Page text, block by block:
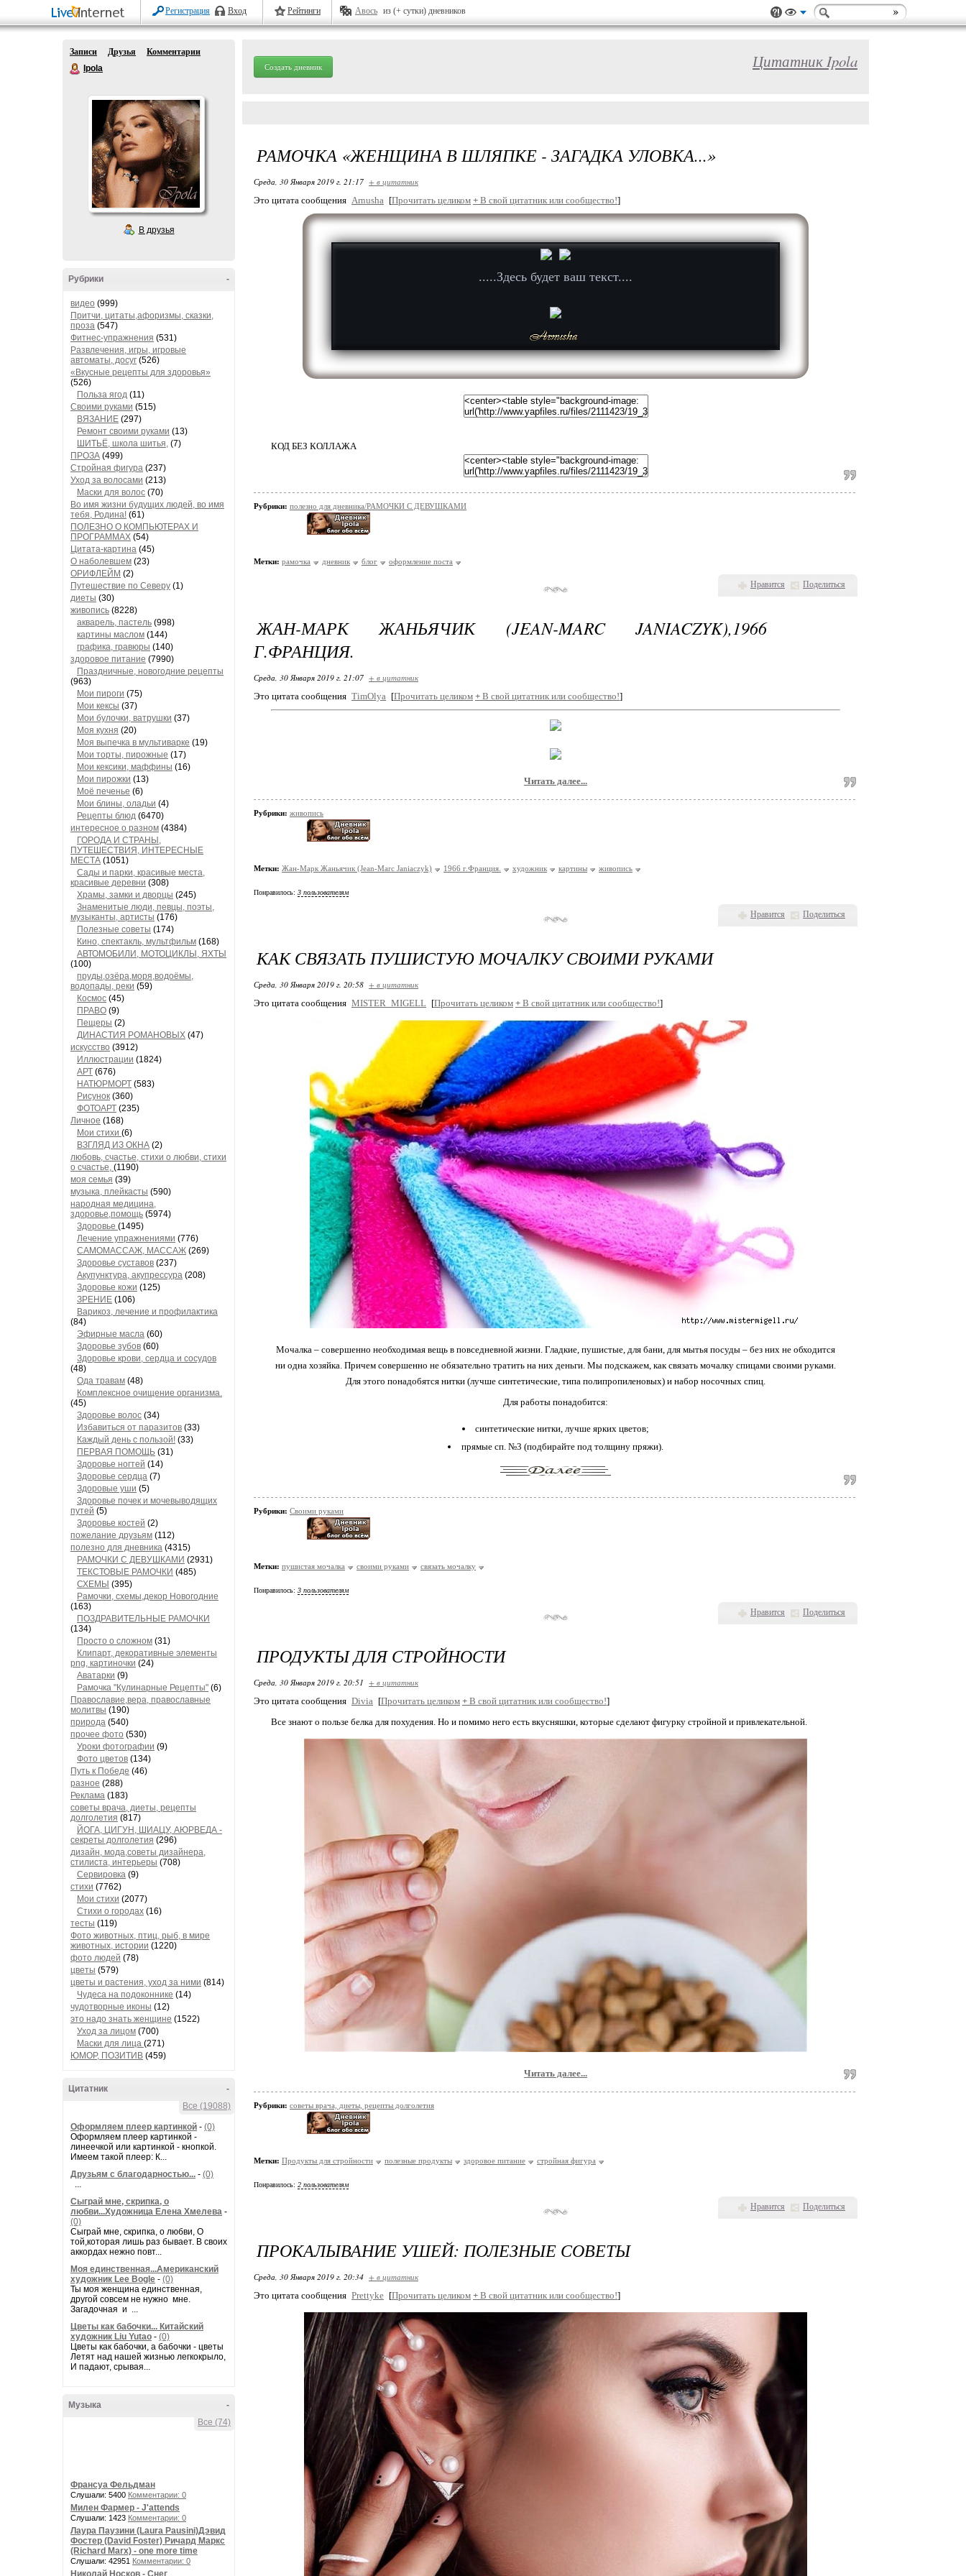
Регистрация Вход Рейтинги Авось из (+ сутки) дневников
Записи Друзья
Комментарии
Ipola
В друзья
-
Рубрики
видео (999)
Притчи, цитаты,афоризмы, сказки,
проза (547)
Фитнес-упражнения (531)
Развлечения, игры, игровые
автоматы, досуг (526)
«Вкусные рецепты для здоровья»
(526)
Польза ягод (11)
Своими руками (515)
ВЯЗАНИЕ (297)
Ремонт своими руками (13)
ШИТЬЁ, школа шитья, (7)
ПРОЗА (499)
Стройная фигура (237)
Уход за волосами (213)
Маски для волос (70)
Во имя жизни будущих людей, во имя
тебя, Родина! (61)
ПОЛЕЗНО О КОМПЬЮТЕРАХ И
ПРОГРАММАХ (54)
Цитата-картина (45)
О наболевшем (23)
ОРИФЛЕЙМ (2)
Путешествие по Северу (1)
диеты (30)
живопись (8228)
акварель, пастель (998)
картины маслом (144)
графика, гравюры (140)
здоровое питание (7990)
Праздничные, новогодние рецепты
(963)
Мои пироги (75)
Мои кексы (37)
Мои булочки, ватрушки (37)
Моя кухня (20)
Моя выпечка в мультиварке (19)
Мои торты, пирожные (17)
Мои кексики, маффины (16)
Мои пирожки (13)
Моё печенье (6)
Мои блины, оладьи (4)
Рецепты блюд (6470)
интересное о разном (4384)
ГОРОДА И СТРАНЫ,
ПУТЕШЕСТВИЯ, ИНТЕРЕСНЫЕ
МЕСТА (1051)
Сады и парки, красивые места,
красивые деревни (308)
Храмы, замки и дворцы (245)
Знаменитые люди, певцы, поэты,
музыканты, артисты (176)
Полезные советы (174)
Кино, спектакль, мультфильм (168)
АВТОМОБИЛИ, МОТОЦИКЛЫ, ЯХТЫ
(100)
пруды,озёра,моря,водоёмы,
водопады, реки (59)
Космос (45)
ПРАВО (9)
Пещеры (2)
ДИНАСТИЯ РОМАНОВЫХ (47)
искусство (3912)
Иллюстрации (1824)
АРТ (676)
НАТЮРМОРТ (583)
Рисунок (360)
ФОТОАРТ (235)
Личное (168)
Мои стихи (6)
ВЗГЛЯД ИЗ ОКНА (2)
любовь, счастье, стихи о любви, стихи
о счастье, (1190)
моя семья (39)
музыка, плейкасты (590)
народная медицина,
здоровье,помощь (5974)
Здоровье (1495)
Лечение упражнениями (776)
САМОМАССАЖ, МАССАЖ (269)
Здоровье суставов (237)
Акупунктура, акупрессура (208)
Здоровье кожи (125)
ЗРЕНИЕ (106)
Варикоз, лечение и профилактика
(84)
Эфирные масла (60)
Здоровье зубов (60)
Здоровье крови, сердца и сосудов
(48)
Ода травам (48)
Комплексное очищение организма.
(45)
Здоровье волос (34)
Избавиться от паразитов (33)
Каждый день с пользой! (33)
ПЕРВАЯ ПОМОЩЬ (31)
Здоровье ногтей (14)
Здоровье сердца (7)
Здоровые уши (5)
Здоровье почек и мочевыводящих
путей (5)
Здоровье костей (2)
пожелание друзьям (112)
полезно для дневника (4315)
РАМОЧКИ С ДЕВУШКАМИ (2931)
ТЕКСТОВЫЕ РАМОЧКИ (485)
СХЕМЫ (395)
Рамочки, схемы,декор Новогодние
(163)
ПОЗДРАВИТЕЛЬНЫЕ РАМОЧКИ
(134)
Просто о сложном (31)
Клипарт, декоративные элементы
png, картиночки (24)
Аватарки (9)
Рамочка "Кулинарные Рецепты" (6)
Православие,вера, православные
молитвы (190)
природа (540)
прочее фото (530)
Уроки фотографии (9)
Фото цветов (134)
Путь к Победе (46)
разное (288)
Реклама (183)
советы врача, диеты, рецепты
долголетия (817)
ЙОГА, ЦИГУН, ШИАЦУ, АЮРВЕДА -
секреты долголетия (296)
дизайн, мода,советы дизайнера,
стилиста, интерьеры (708)
Сервировка (9)
стихи (7762)
Мои стихи (2077)
Стихи о городах (16)
тесты (119)
Фото животных, птиц, рыб, в мире
животных, истории (1220)
фото людей (78)
цветы (579)
цветы и растения, уход за ними (814)
Чудеса на подоконнике (14)
чудотворные иконы (12)
это надо знать женщине (1522)
Уход за лицом (700)
Маски для лица (271)
ЮМОР, ПОЗИТИВ (459)
-
Цитатник
Все (19088)
Оформляем плеер картинкой - (0)
Оформляем плеер картинкой -
линеечкой или картинкой - кнопкой.
Имеем такой плеер: К...
Друзьям с благодарностью... - (0)
...
Сыграй мне, скрипка, о
любви...Художница Елена Хмелева -
(0)
Сыграй мне, скрипка, о любви, О
той,которая лишь раз бывает. В своих
аккордах нежно повт...
Моя единственная...Американский
художник Lee Bogle - (0)
Ты моя женщина единственная,
другой совсем не нужно мне.
Загадочная и ...
Цветы как бабочки... Китайский
художник Liu Yutao - (0)
Цветы как бабочки, а бабочки - цветы
Летят над нашей жизнью легкокрыло,
И падают, срывая...
-
Музыка
Все (74)
Франсуа Фельдман
Слушали: 5400 Комментарии: 0
Милен Фармер - J'attends
Слушали: 1423 Комментарии: 0
Лаура Паузини (Laura Pausini)Дэвид
Фостер (David Foster) Ричард Маркс
(Richard Marx) - one more time
Слушали: 42951 Комментарии: 0
Николай Носков - Снег
Создать дневник Цитатник Ipola
Нравится Поделиться
РАМОЧКА «ЖЕНЩИНА В ШЛЯПКЕ - ЗАГАДКА УЛОВКА...»
Среда, 30 Января 2019 г. 21:17 + в цитатник
Это цитата сообщения Arnusha [Прочитать целиком + В свой цитатник или сообщество!]
.....Здесь будет ваш текст....
КОД БЕЗ КОЛЛАЖА
Рубрики: полезно для дневника/РАМОЧКИ С ДЕВУШКАМИ
Метки: рамочка дневник блог оформление поста
Нравится Поделиться
ЖАН-МАРК ЖАНЬЯЧИК (JEAN-MARC JANIACZYK),1966
Г.ФРАНЦИЯ.
Среда, 30 Января 2019 г. 21:07 + в цитатник
Это цитата сообщения TimOlya [Прочитать целиком + В свой цитатник или сообщество!]
Читать далее...
Рубрики: живопись
Метки: Жан-Марк Жаньячик (Jean-Marc Janiaczyk) 1966 г.Франция. художник картины живопись
Понравилось: 3 пользователям
Нравится Поделиться
КАК СВЯЗАТЬ ПУШИСТУЮ МОЧАЛКУ СВОИМИ РУКАМИ
Среда, 30 Января 2019 г. 20:58 + в цитатник
Это цитата сообщения MISTER_MIGELL [Прочитать целиком + В свой цитатник или сообщество!]
Мочалка – совершенно необходимая вещь в повседневной жизни. Гладкие, пушистые, для бани, для мытья посуды – без них не обходится
ни одна хозяйка. Причем совершенно не обязательно тратить на них деньги. Мы подскажем, как связать мочалку спицами своими руками.
Для этого понадобятся нитки (лучше синтетические, типа полипропиленовых) и набор носочных спиц.
Для работы понадобится:
синтетические нитки, лучше ярких цветов;
прямые сп. №3 (подбирайте под толщину пряжи).
Рубрики: Своими руками
Метки: пушистая мочалка своими руками связать мочалку
Понравилось: 3 пользователям
Нравится Поделиться
ПРОДУКТЫ ДЛЯ СТРОЙНОСТИ
Среда, 30 Января 2019 г. 20:51 + в цитатник
Это цитата сообщения Divia [Прочитать целиком + В свой цитатник или сообщество!]
Все знают о пользе белка для похудения. Но и помимо него есть вкусняшки, которые сделают фигурку стройной и привлекательной.
Читать далее...
Рубрики: советы врача, диеты, рецепты долголетия
Метки: Продукты для стройности полезные продукты здоровое питание стройная фигура
Понравилось: 2 пользователям
ПРОКАЛЫВАНИЕ УШЕЙ: ПОЛЕЗНЫЕ СОВЕТЫ
Среда, 30 Января 2019 г. 20:34 + в цитатник
Это цитата сообщения Prettyke [Прочитать целиком + В свой цитатник или сообщество!]